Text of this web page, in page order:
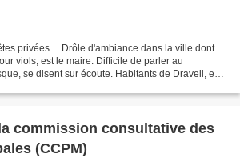
privées… Drôle d'ambiance dans la ville dont
viols, est le maire. Difficile de parler au
se disent sur écoute. Habitants de Draveil, ex-
commission consultative des
(CCPM)